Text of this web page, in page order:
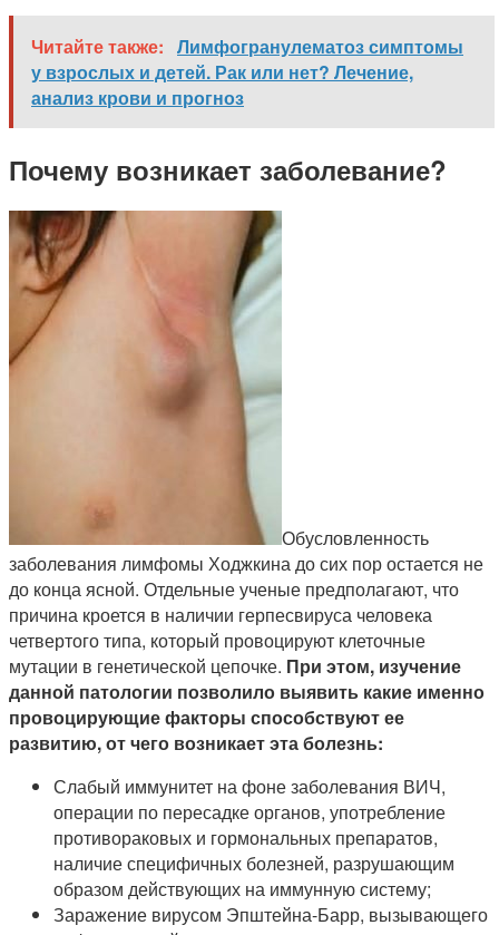
Читайте также: Лимфогранулематоз симптомы
у взрослых и детей. Рак или нет? Лечение,
анализ крови и прогноз
Почему возникает заболевание?
Обусловленность
заболевания лимфомы Ходжкина до сих пор остается не
до конца ясной. Отдельные ученые предполагают, что
причина кроется в наличии герпесвируса человека
четвертого типа, который провоцируют клеточные
мутации в генетической цепочке. При этом, изучение
данной патологии позволило выявить какие именно
провоцирующие факторы способствуют ее
развитию, от чего возникает эта болезнь:
Слабый иммунитет на фоне заболевания ВИЧ,
операции по пересадке органов, употребление
противораковых и гормональных препаратов,
наличие специфичных болезней, разрушающим
образом действующих на иммунную систему;
Заражение вирусом Эпштейна-Барр, вызывающего